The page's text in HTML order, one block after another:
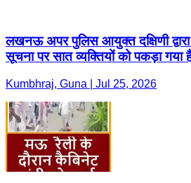
लखनऊ अपर पुलिस आयुक्त दक्षिणी द्वारा
सूचना पर सात व्यक्तियों को पकड़ा गया
Kumbhraj, Guna | Jul 25, 2026